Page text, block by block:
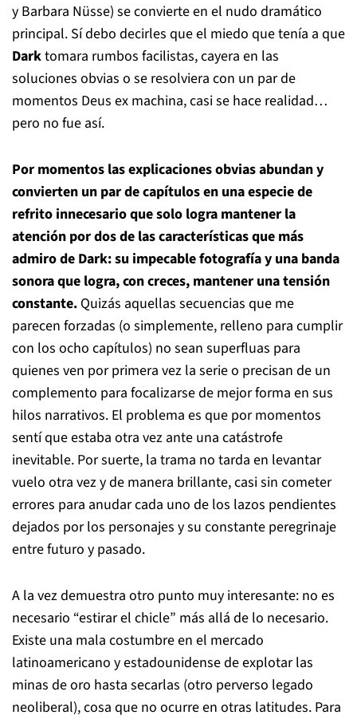
y Barbara Nüsse) se convierte en el nudo dramático
principal. Sí debo decirles que el miedo que tenía a que
Darktomara rumbos facilistas, cayera en las
soluciones obvias o se resolviera con un par de
momentos Deus ex machina, casi se hace realidad…
pero no fue así.
Por momentos las explicaciones obvias abundan y
convierten un par de capítulos en una especie de
refrito innecesario que solo logra mantener la
atención por dos de las características que más
admiro de Dark: su impecable fotografía y una banda
sonora que logra, con creces, mantener una tensión
constante. Quizás aquellas secuencias que me
parecen forzadas (o simplemente, relleno para cumplir
con los ocho capítulos) no sean superfluas para
quienes ven por primera vez la serie o precisan de un
complemento para focalizarse de mejor forma en sus
hilos narrativos. El problema es que por momentos
sentí que estaba otra vez ante una catástrofe
inevitable. Por suerte, la trama no tarda en levantar
vuelo otra vez y de manera brillante, casi sin cometer
errores para anudar cada uno de los lazos pendientes
dejados por los personajes y su constante peregrinaje
entre futuro y pasado.
A la vez demuestra otro punto muy interesante: no es
necesario “estirar el chicle” más allá de lo necesario.
Existe una mala costumbre en el mercado
latinoamericano y estadounidense de explotar las
minas de oro hasta secarlas (otro perverso legado
neoliberal), cosa que no ocurre en otras latitudes. Para